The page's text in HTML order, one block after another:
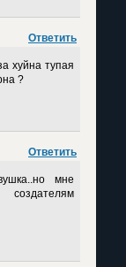
Ответить
хуйна тупая
?
Ответить
мне
создателям